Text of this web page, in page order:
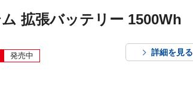
拡張バッテリー 1500Wh
発売中 詳細を見る